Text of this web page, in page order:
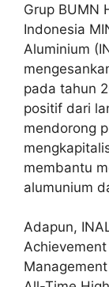
Grup BUMN
Indonesia
Aluminium
pada tahun
positif dari
mendorong
membantu
alumunium
Adapun,